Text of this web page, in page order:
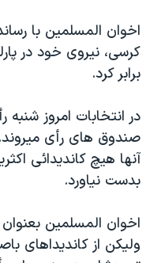
اسرائیل در جنگ
گالری عکس
ورزش زنان در ایران
اعتراضات زن، زندگی،
تریبونال مردمی آبان ۹۸
دادگاه حمید نوری
چهل سال گروگان‌گیری
اعتراضات مردمی آبان ۹۸
زبانهای مختلف
کرسی، نيروی خود در
برابر کرد.
صندوق های رأی
آنها هيچ کانديدائی
بدست نياورد.
اخوان المسلمين
وليکن از کانديداهای